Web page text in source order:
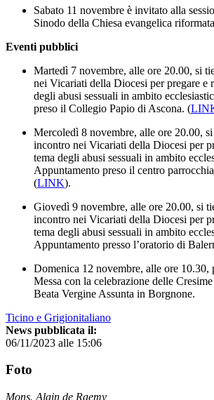
Sabato 11 novembre è invitato alla
Sinodo della Chiesa evangelica
Eventi pubblici
Martedì 7 novembre, alle ore 20.00, si
nei Vicariati della Diocesi per pregare e
degli abusi sessuali in ambito
preso il Collegio Papio di Ascona. (
Mercoledì 8 novembre, alle ore 20.00,
incontro nei Vicariati della Diocesi per
tema degli abusi sessuali in ambito
Appuntamento preso il centro
(LINK).
Giovedì 9 novembre, alle ore 20.00, si
incontro nei Vicariati della Diocesi per
tema degli abusi sessuali in ambito
Appuntamento presso l’oratorio di
Domenica 12 novembre, alle ore 10.30,
Messa con la celebrazione delle
Beata Vergine Assunta in Borgnone.
Ticino e Grigionitaliano
News pubblicata il:
06/11/2023 alle 15:06
Foto
Mons. Alain de Raemy